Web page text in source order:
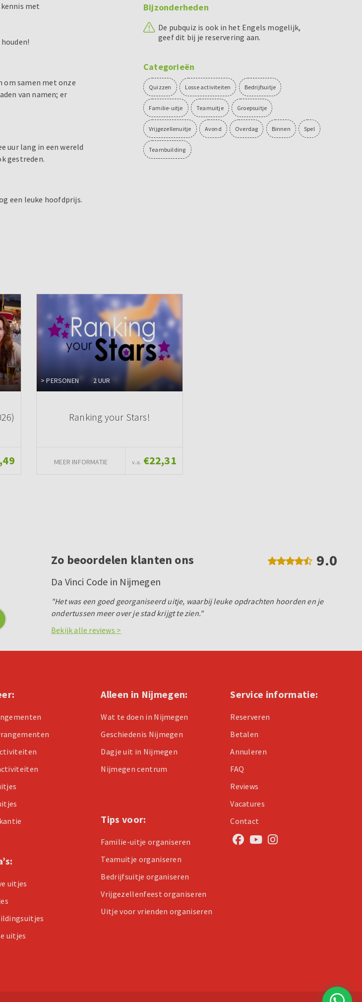
met
om samen met onze
van namen; er
uur lang in een wereld
gestreden.
een leuke hoofdprijs.
Bijzonderheden
De pubquiz is ook in het Engels mogelijk,
geef dit bij je reservering aan.
Categorieën
Quizzen Losse activiteiten Bedrijfsuitje
Familie-uitje Teamuitje Groepsuitje
Vrijgezellenuitje Avond Overdag Binnen Spel
Teambuilding
> PERSONEN 2 UUR
Ranking your Stars!
MEER INFORMATIE v.a. €22,31
Zo beoordelen klanten ons 9.0
Da Vinci Code in Nijmegen
"Het was een goed georganiseerd uitje, waarbij leuke opdrachten hoorden en je
ondertussen meer over je stad krijgt te zien."
Bekijk alle reviews >
uitjes
uitjes
Alleen in Nijmegen:
Wat te doen in Nijmegen
Geschiedenis Nijmegen
Dagje uit in Nijmegen
Nijmegen centrum
Tips voor:
Familie-uitje organiseren
Teamuitje organiseren
Bedrijfsuitje organiseren
Vrijgezellenfeest organiseren
Uitje voor vrienden organiseren
Service informatie:
Reserveren
Betalen
Annuleren
FAQ
Reviews
Vacatures
Contact